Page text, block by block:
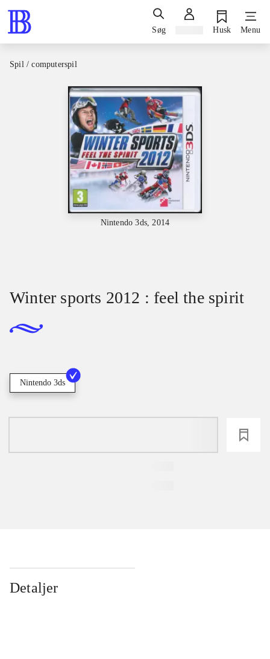
Søg Husk Menu
Spil / computerspil
Nintendo 3ds, 2014
Winter sports 2012 : feel the spirit
Nintendo 3ds
Detaljer